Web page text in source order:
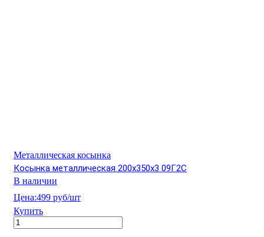
Металлическая косынка
Косынка металлическая 200х350х3 09Г2С
В наличии
Цена:499 руб/шт
Купить